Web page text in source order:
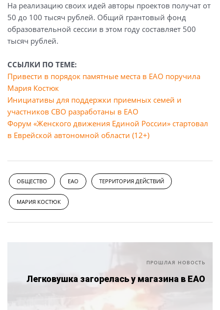
На реализацию своих идей авторы проектов получат от
50 до 100 тысяч рублей. Общий грантовый фонд
образовательной сессии в этом году составляет 500
тысяч рублей.
ССЫЛКИ ПО ТЕМЕ:
Привести в порядок памятные места в ЕАО поручила
Мария Костюк
Инициативы для поддержки приемных семей и
участников СВО разработаны в ЕАО
Форум «Женского движения Единой России» стартовал
в Еврейской автономной области (12+)
ОБЩЕСТВО ЕАО ТЕРРИТОРИЯ ДЕЙСТВИЙ
МАРИЯ КОСТЮК
ПРОШЛАЯ НОВОСТЬ
Легковушка загорелась у магазина в ЕАО